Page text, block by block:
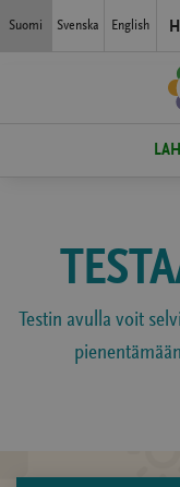
Suomi Svenska English
Testin avulla voit